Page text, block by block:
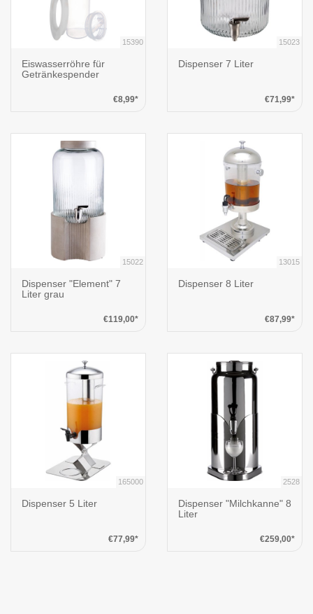
15390
Eiswasserröhre für
Getränkespender
€8,99*
15023
Dispenser 7 Liter
€71,99*
15022
Dispenser "Element" 7
Liter grau
€119,00*
13015
Dispenser 8 Liter
€87,99*
165000
Dispenser 5 Liter
€77,99*
2528
Dispenser "Milchkanne" 8
Liter
€259,00*